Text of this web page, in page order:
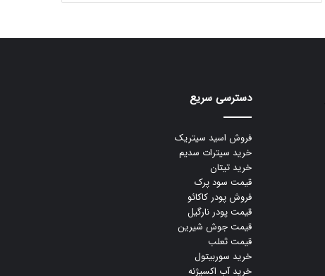
دسترسی سریع
فروش اسید سیتریک
خرید سیترات سدیم
خرید تیتان
قیمت سود پرک
فروش پودر کاکائو
قیمت پودر نارگیل
قیمت جوش شیرین
قیمت ثعلب
خرید سوربیتول
خرید آب اکسیژنه